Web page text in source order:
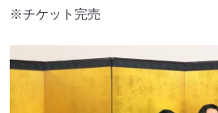
※チケット完売